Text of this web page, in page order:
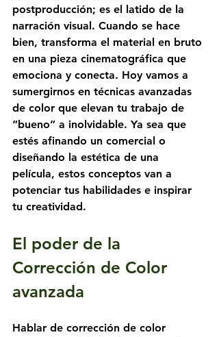
postproducción; es el latido de la
narración visual. Cuando se hace
bien, transforma el material en bruto
en una pieza cinematográfica que
emociona y conecta. Hoy vamos a
sumergirnos en técnicas avanzadas
de color que elevan tu trabajo de
“bueno” a inolvidable. Ya sea que
estés afinando un comercial o
diseñando la estética de una
película, estos conceptos van a
potenciar tus habilidades e inspirar
tu creatividad.
El poder de la
Corrección de Color
avanzada
Hablar de corrección de color